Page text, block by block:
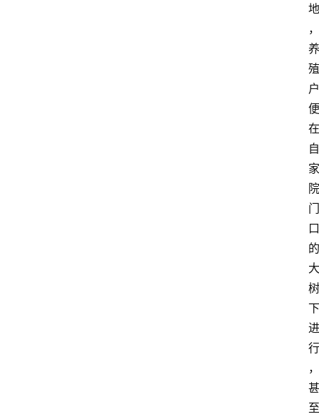
地
，
养
殖
户
便
在
自
家
院
门
口
的
大
树
下
进
行
，
甚
至